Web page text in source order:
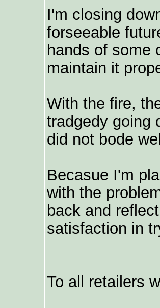
I'm closing
forseeable
hands of some
maintain it
With the fire,
tradgedy going
did not bode
Becasue I'm
with the
back and
satisfaction in
To all retailers